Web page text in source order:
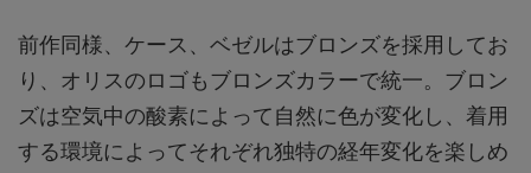
前作同様、ケース、ベゼルはブロンズを採用してお
り、オリスのロゴもブロンズカラーで統一。ブロン
ズは空気中の酸素によって自然に色が変化し、着用
する環境によってそれぞれ独特の経年変化を楽しめ